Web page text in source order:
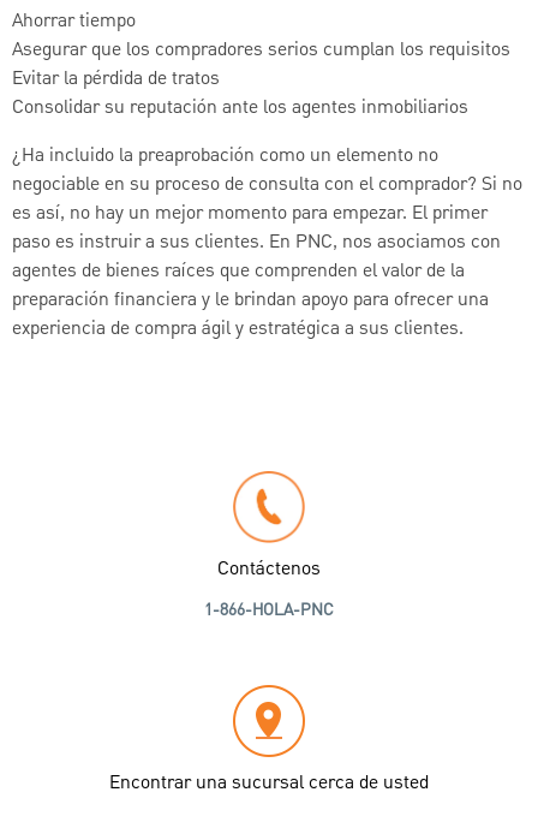
Ahorrar tiempo
Asegurar que los compradores serios cumplan los requisitos
Evitar la pérdida de tratos
Consolidar su reputación ante los agentes inmobiliarios
¿Ha incluido la preaprobación como un elemento no
negociable en su proceso de consulta con el comprador? Si no
es así, no hay un mejor momento para empezar. El primer
paso es instruir a sus clientes. En PNC, nos asociamos con
agentes de bienes raíces que comprenden el valor de la
preparación financiera y le brindan apoyo para ofrecer una
experiencia de compra ágil y estratégica a sus clientes.
Contáctenos
1-866-HOLA-PNC
Encontrar una sucursal cerca de usted